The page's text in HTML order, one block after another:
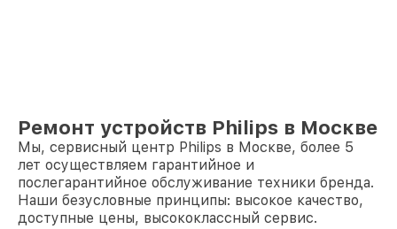
Ремонт устройств Philips в Москве
Мы, сервисный центр Philips в Москве, более 5
лет осуществляем гарантийное и
послегарантийное обслуживание техники бренда.
Наши безусловные принципы: высокое качество,
доступные цены, высококлассный сервис.